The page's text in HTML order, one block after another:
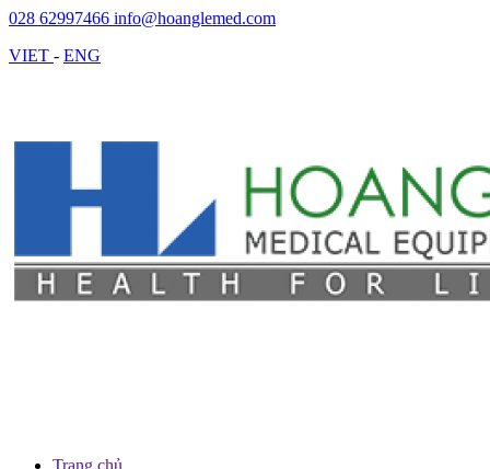
028 62997466 info@hoanglemed.com
VIET - ENG
Trang chủ